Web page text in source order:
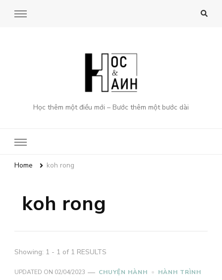
Học thêm một điều mới – Bước thêm một bước dài
Home koh rong
koh rong
Showing: 1 - 1 of 1 RESULTS
UPDATED ON 02/04/2023 CHUYỆN HÀNH HÀNH TRÌNH